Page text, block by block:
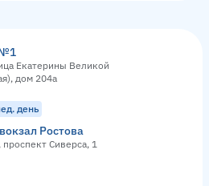
№1
Екатерины Великой
дом 204а
день
Ростова
Сиверса, 1